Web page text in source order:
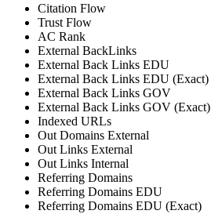
Citation Flow
Trust Flow
AC Rank
External BackLinks
External Back Links EDU
External Back Links EDU (Exact)
External Back Links GOV
External Back Links GOV (Exact)
Indexed URLs
Out Domains External
Out Links External
Out Links Internal
Referring Domains
Referring Domains EDU
Referring Domains EDU (Exact)